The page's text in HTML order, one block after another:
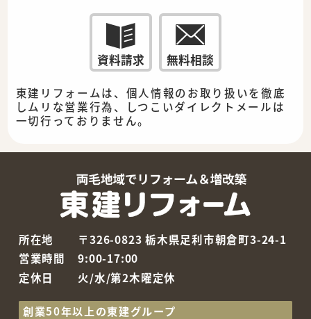
資料請求 無料相談
東建リフォームは、個人情報のお取り扱いを徹底
しムリな営業行為、しつこいダイレクトメールは
一切行っておりません。
所在地
〒326-0823 栃木県足利市朝倉町3-24-1
営業時間
9:00-17:00
定休日
火/水/第2木曜定休
創業50年以上の東建グループ